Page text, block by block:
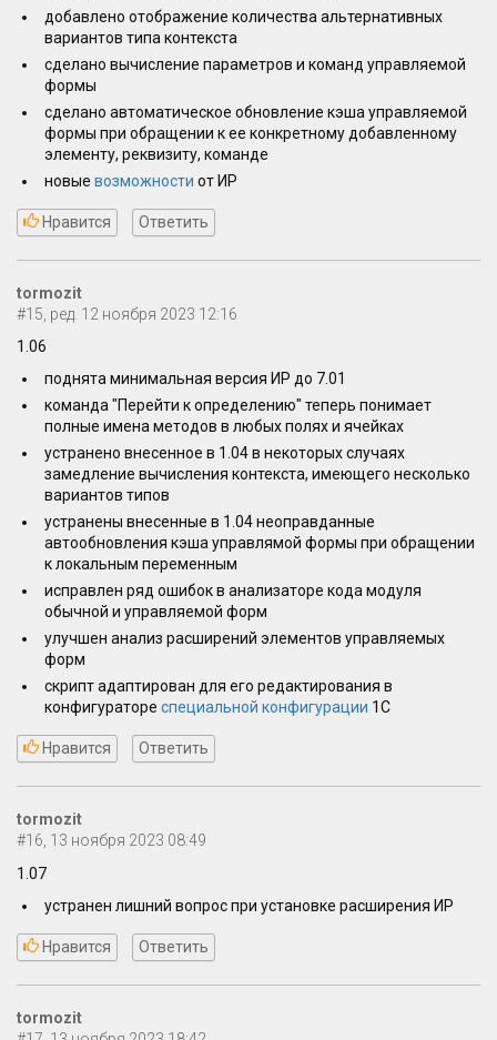
добавлено отображение количества альтернативных
вариантов типа контекста
сделано вычисление параметров и команд управляемой
формы
сделано автоматическое обновление кэша управляемой
формы при обращении к ее конкретному добавленному
элементу, реквизиту, команде
новые возможности от ИР
Нравится Ответить
tormozit
#15, ред. 12 ноября 2023 12:16
1.06
поднята минимальная версия ИР до 7.01
команда "Перейти к определению" теперь понимает
полные имена методов в любых полях и ячейках
устранено внесенное в 1.04 в некоторых случаях
замедление вычисления контекста, имеющего несколько
вариантов типов
устранены внесенные в 1.04 неоправданные
автообновления кэша управлямой формы при обращении
к локальным переменным
исправлен ряд ошибок в анализаторе кода модуля
обычной и управляемой форм
улучшен анализ расширений элементов управляемых
форм
скрипт адаптирован для его редактирования в
конфигураторе специальной конфигурации 1С
Нравится Ответить
tormozit
#16, 13 ноября 2023 08:49
1.07
устранен лишний вопрос при установке расширения ИР
Нравится Ответить
tormozit